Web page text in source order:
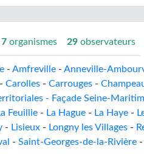
7 organismes 29 observateurs
- Amfreville - Anneville-
- Carolles - Carrouges -
- Façade Seine-
Feuillie - La Hague - La Haye -
- Lisieux - Longny les Villages -
- Saint-Georges-de-la-Rivière